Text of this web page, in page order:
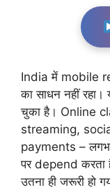
India में mobile
का साधन नहीं
चुका है। Online
streaming,
payments –
पर depend करता
उतना ही जरूरी हो